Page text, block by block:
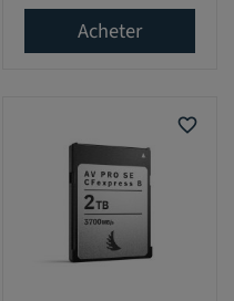
Acheter
favorite_border